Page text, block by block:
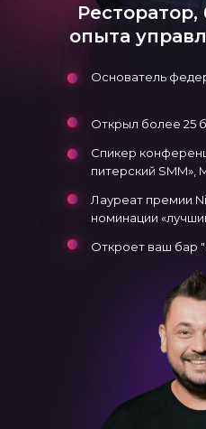
Ресторатор,
опыта
Основатель
Открыл более 25
Лауреат премии
номинации
Спикер
питерский SMM»,
Откроет ваш бар